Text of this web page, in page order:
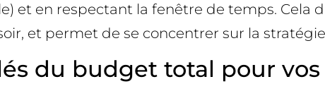
et en respectant la fenêtre de temps.
et permet de se concentrer sur la
du budget total pour